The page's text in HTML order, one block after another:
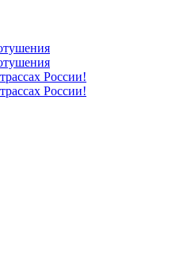
России!
России!